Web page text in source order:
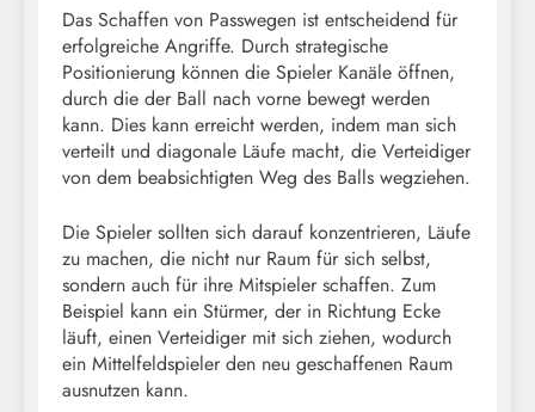
Das Schaffen von Passwegen ist entscheidend für
erfolgreiche Angriffe. Durch strategische
Positionierung können die Spieler Kanäle öffnen,
durch die der Ball nach vorne bewegt werden
kann. Dies kann erreicht werden, indem man sich
verteilt und diagonale Läufe macht, die Verteidiger
von dem beabsichtigten Weg des Balls wegziehen.
Die Spieler sollten sich darauf konzentrieren, Läufe
zu machen, die nicht nur Raum für sich selbst,
sondern auch für ihre Mitspieler schaffen. Zum
Beispiel kann ein Stürmer, der in Richtung Ecke
läuft, einen Verteidiger mit sich ziehen, wodurch
ein Mittelfeldspieler den neu geschaffenen Raum
ausnutzen kann.